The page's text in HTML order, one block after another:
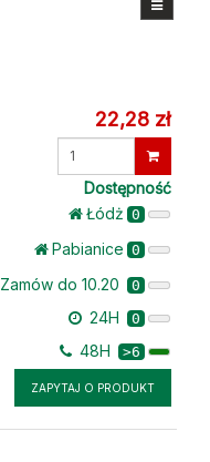
22,28 zł
Wprowadź
Dostępność
Łódż 0
Pabianice 0
Zamów do 10.20 0
24H 0
48H >6
ZAPYTAJ O PRODUKT